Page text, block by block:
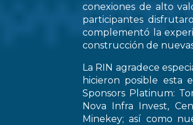
conexiones de alto
participantes
complementó la
construcción de
La RIN agradece
hicieron posible esta
Sponsors Platinum:
Nova Infra Invest,
Minekey; así como